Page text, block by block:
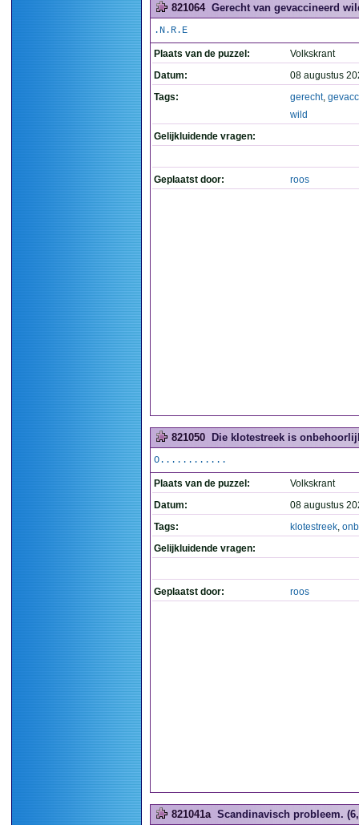
821064 Gerecht van gevaccineerd
.N.R.E
Plaats van de puzzel:
Volkskrant
Datum:
08 augustus
Tags:
gerecht,
wild
Gelijkluidende vragen:
Geplaatst door: roos
821050 Die klotestreek is
O............
Plaats van de puzzel:
Volkskrant
Datum:
08 augustus
Tags:
klotestreek,
Gelijkluidende vragen:
Geplaatst door: roos
821041a Scandinavisch probleem.